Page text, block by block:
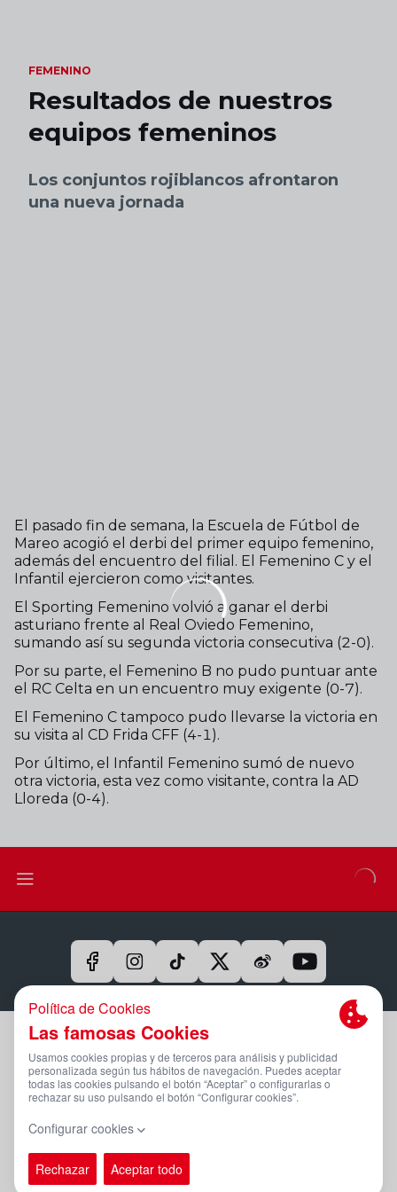
FEMENINO
Resultados de nuestros
equipos femeninos
Los conjuntos rojiblancos afrontaron
una nueva jornada
El pasado fin de semana, la Escuela de Fútbol de
Mareo acogió el derbi del primer equipo femenino,
además del encuentro del filial. El Femenino C y el
Infantil ejercieron como visitantes.
El Sporting Femenino volvió a ganar el derbi
asturiano frente al Real Oviedo Femenino,
sumando así su segunda victoria consecutiva (2-0).
Por su parte, el Femenino B no pudo puntuar ante
el RC Celta en un encuentro muy exigente (0-7).
El Femenino C tampoco pudo llevarse la victoria en
su visita al CD Frida CFF (4-1).
Por último, el Infantil Femenino sumó de nuevo
otra victoria, esta vez como visitante, contra la AD
Lloreda (0-4).
Aviso Legal Y Condiciones De Uso
Política De Privacidad
Compromiso Con La Protección De Datos Personales
Canal Ético
PÁGINA OFICIAL © REAL SPORTING 2025